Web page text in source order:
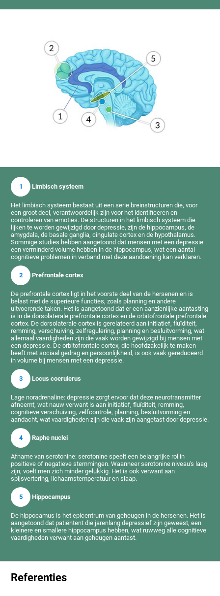
1 Limbisch systeem
Het limbisch systeem bestaat uit een serie breinstructuren die, voor
een groot deel, verantwoordelijk zijn voor het identificeren en
controleren van emoties. De structuren in het limbisch systeem die
lijken te worden gewijzigd door depressie, zijn de hippocampus, de
amygdala, de basale ganglia, cingulate cortex en de hypothalamus.
Sommige studies hebben aangetoond dat mensen met een depressie
een verminderd volume hebben in de hippocampus, wat een aantal
cognitieve problemen in verband met deze aandoening kan verklaren.
2 Prefrontale cortex
De prefrontale cortex ligt in het voorste deel van de hersenen en is
belast met de superieure functies, zoals planning en andere
uitvoerende taken. Het is aangetoond dat er een aanzienlijke aantasting
is in de dorsolaterale prefrontale cortex en de orbitofrontale prefrontale
cortex. De dorsolaterale cortex is gerelateerd aan initiatief, fluïditeit,
remming, verschuiving, zelfregulering, planning en besluitvorming, wat
allemaal vaardigheden zijn die vaak worden gewijzigd bij mensen met
een depressie. De orbitofrontale cortex, die hoofdzakelijk te maken
heeft met sociaal gedrag en persoonlijkheid, is ook vaak gereduceerd
in volume bij mensen met een depressie.
3 Locus coerulerus
Lage noradrenaline: depressie zorgt ervoor dat deze neurotransmitter
afneemt, wat nauw verwant is aan initiatief, fluïditeit, remming,
cognitieve verschuiving, zelfcontrole, planning, besluitvorming en
aandacht, wat vaardigheden zijn die vaak zijn aangetast door depressie.
4 Raphe nuclei
Afname van serotonine: serotonine speelt een belangrijke rol in
positieve of negatieve stemmingen. Waanneer serotonine niveau's laag
zijn, voelt men zich minder gelukkig. Het is ook verwant aan
spijsvertering, lichaamstemperatuur en slaap.
5 Hippocampus
De hippocamus is het epicentrum van geheugen in de hersenen. Het is
aangetoond dat patiëntent die jarenlang depressief zijn geweest, een
kleinere en smallere hippocampus hebben, wat ruwweg alle cognitieve
vaardigheden verwant aan geheugen aantast.
Referenties